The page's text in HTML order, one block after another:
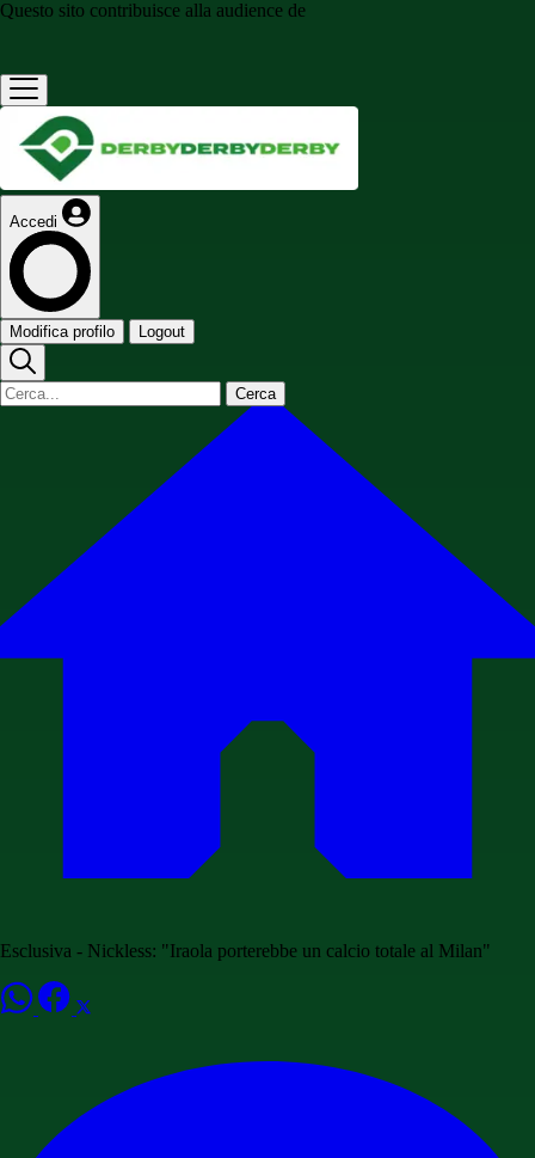
Questo sito contribuisce alla audience de
Accedi
Modifica profilo Logout
Cerca
Esclusiva - Nickless: "Iraola porterebbe un calcio totale al Milan"